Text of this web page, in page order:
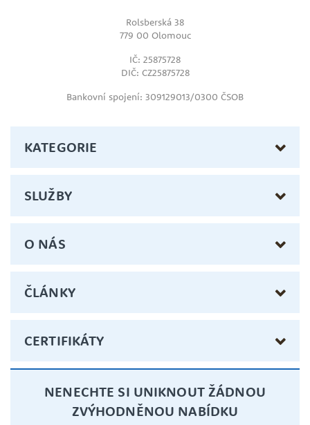
Rolsberská 38
779 00 Olomouc
IČ: 25875728
DIČ: CZ25875728
Bankovní spojení: 309129013/0300 ČSOB
KATEGORIE
SLUŽBY
O NÁS
ČLÁNKY
CERTIFIKÁTY
NENECHTE SI UNIKNOUT ŽÁDNOU
ZVÝHODNĚNOU NABÍDKU